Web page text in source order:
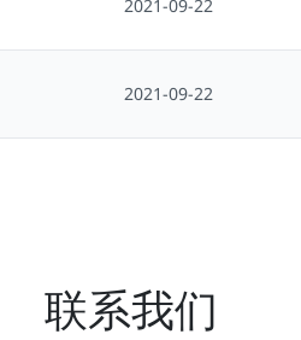
2021-09-22
2021-09-22
联系我们